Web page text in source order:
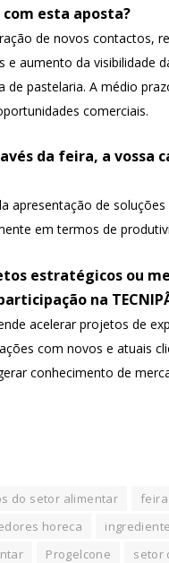
esta aposta?
de novos contactos,
e aumento da visibilidade
de pastelaria. A médio
comerciais.
da feira, a vossa
apresentação de
em termos de
estratégicos ou
na
acelerar projetos de
com novos e atuais
conhecimento de
do setor alimentar
horeca
Progelcone
setor